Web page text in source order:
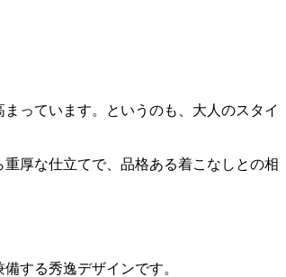
っています。というのも、大人のスタイ
厚な仕立てで、品格ある着こなしとの相
する秀逸デザインです。